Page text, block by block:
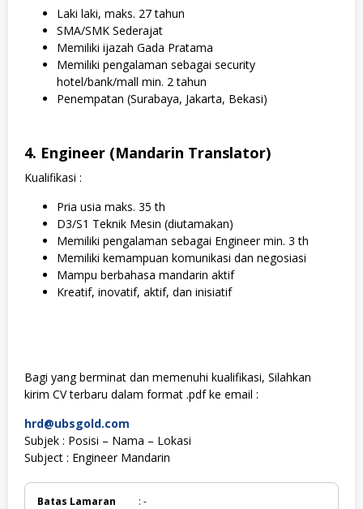
Laki laki, maks. 27 tahun
SMA/SMK Sederajat
Memiliki ijazah Gada Pratama
Memiliki pengalaman sebagai security
hotel/bank/mall min. 2 tahun
Penempatan (Surabaya, Jakarta, Bekasi)
4. Engineer (Mandarin Translator)
Kualifikasi :
Pria usia maks. 35 th
D3/S1 Teknik Mesin (diutamakan)
Memiliki pengalaman sebagai Engineer min. 3 th
Memiliki kemampuan komunikasi dan negosiasi
Mampu berbahasa mandarin aktif
Kreatif, inovatif, aktif, dan inisiatif
Bagi yang berminat dan memenuhi kualifikasi, Silahkan
kirim CV terbaru dalam format .pdf ke email :
hrd@ubsgold.com
Subjek : Posisi – Nama – Lokasi
Subject : Engineer Mandarin
Batas Lamaran
: -